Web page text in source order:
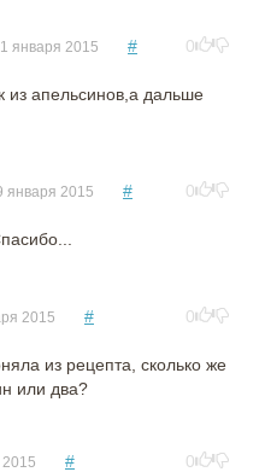
января 2015 # 0
из апельсинов,а дальше
января 2015 # 0
2015 # 0
из рецепта, сколько же
или два?
# 0